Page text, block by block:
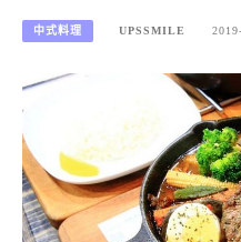
中式料理 UPSSMILE